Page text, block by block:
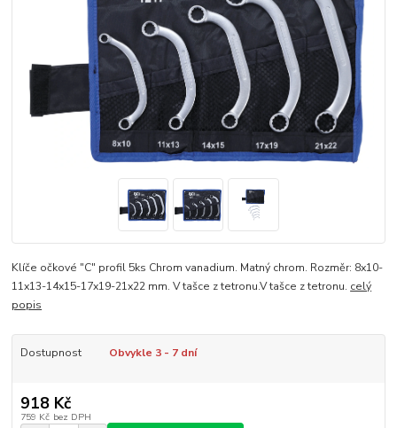
Klíče očkové "C" profil 5ks Chrom vanadium. Matný chrom. Rozměr: 8x10-
11x13-14x15-17x19-21x22 mm. V tašce z tetronu.V tašce z tetronu. celý
popis
Dostupnost Obvykle 3 - 7 dní
918 Kč
759 Kč bez DPH